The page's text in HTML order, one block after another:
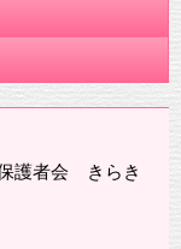
護者会 きらき